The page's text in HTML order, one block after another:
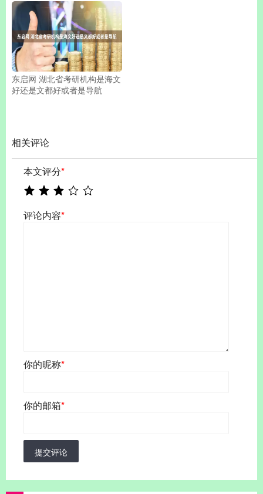
东启网 湖北省考研机构是海文
好还是文都好或者是导航
相关评论
本文评分*
评论内容*
你的昵称*
你的邮箱*
提交评论